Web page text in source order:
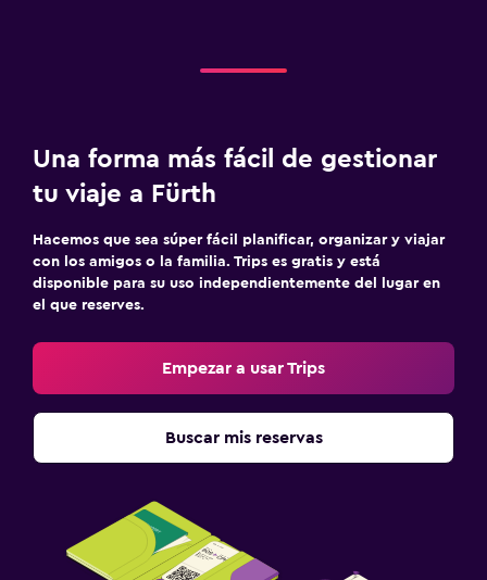
Una forma más fácil de gestionar
tu viaje a Fürth
Hacemos que sea súper fácil planificar, organizar y viajar
con los amigos o la familia. Trips es gratis y está
disponible para su uso independientemente del lugar en
el que reserves.
Empezar a usar Trips
Buscar mis reservas